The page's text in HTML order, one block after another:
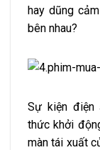
hay dũng
bên nhau?
Sự kiện điện
thức khởi
màn tái xuất